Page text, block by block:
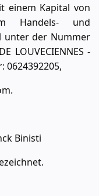
einem Kapital von
Handels- und
unter der Nummer
LOUVECIENNES -
0624392205,
Binisti